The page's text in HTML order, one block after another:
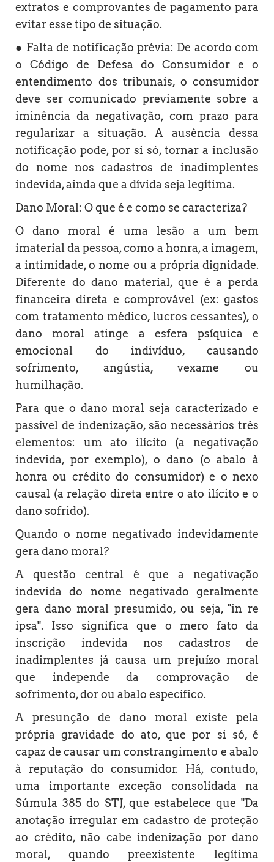
extratos e comprovantes de pagamento para
evitar esse tipo de situação.
● Falta de notificação prévia: De acordo com
o Código de Defesa do Consumidor e o
entendimento dos tribunais, o consumidor
deve ser comunicado previamente sobre a
iminência da negativação, com prazo para
regularizar a situação. A ausência dessa
notificação pode, por si só, tornar a inclusão
do nome nos cadastros de inadimplentes
indevida, ainda que a dívida seja legítima.
Dano Moral: O que é e como se caracteriza?
O dano moral é uma lesão a um bem
imaterial da pessoa, como a honra, a imagem,
a intimidade, o nome ou a própria dignidade.
Diferente do dano material, que é a perda
financeira direta e comprovável (ex: gastos
com tratamento médico, lucros cessantes), o
dano moral atinge a esfera psíquica e
emocional do indivíduo, causando
sofrimento, angústia, vexame ou
humilhação.
Para que o dano moral seja caracterizado e
passível de indenização, são necessários três
elementos: um ato ilícito (a negativação
indevida, por exemplo), o dano (o abalo à
honra ou crédito do consumidor) e o nexo
causal (a relação direta entre o ato ilícito e o
dano sofrido).
Quando o nome negativado indevidamente
gera dano moral?
A questão central é que a negativação
indevida do nome negativado geralmente
gera dano moral presumido, ou seja, "in re
ipsa". Isso significa que o mero fato da
inscrição indevida nos cadastros de
inadimplentes já causa um prejuízo moral
que independe da comprovação de
sofrimento, dor ou abalo específico.
A presunção de dano moral existe pela
própria gravidade do ato, que por si só, é
capaz de causar um constrangimento e abalo
à reputação do consumidor. Há, contudo,
uma importante exceção consolidada na
Súmula 385 do STJ, que estabelece que "Da
anotação irregular em cadastro de proteção
ao crédito, não cabe indenização por dano
moral, quando preexistente legítima